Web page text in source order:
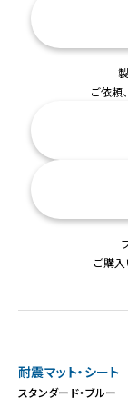
ご依頼
ご購入
耐震マット・シート
スタンダード・ブルー